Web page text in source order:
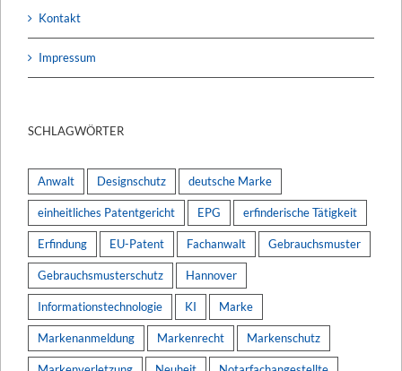
Kontakt
Impressum
SCHLAGWÖRTER
Anwalt Designschutz deutsche Marke
einheitliches Patentgericht EPG erfinderische Tätigkeit
Erfindung EU-Patent Fachanwalt Gebrauchsmuster
Gebrauchsmusterschutz Hannover
Informationstechnologie KI Marke
Markenanmeldung Markenrecht Markenschutz